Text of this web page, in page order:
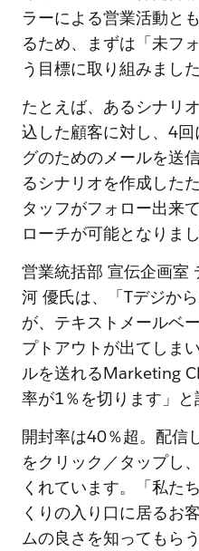
ラーによる営業活動と
るため、まずは「未フ
う目標に取り組みました
たとえば、あるシナリ
込した顧客に対し、4
グのためのメールを送
るシナリオを作成した
タッフがフォロー出来
ローチが可能となりまし
営業統括部 宣伝企画室
河 優氏は、「Tデジか
が、テキストメールベ
プトアウトが出てしま
ルを送れるMarketing
率が1％を切ります」と
開封率は40％超。配信
をクリック／タップし
くれています。「私た
くりの入り口に居るお
ムの良さを知ってもら